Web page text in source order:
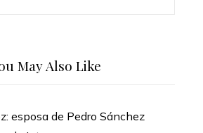
May Also Like